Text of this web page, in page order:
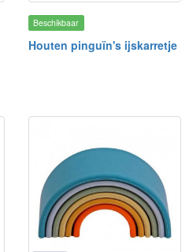
Beschikbaar
Houten pinguïn's ijskarretje